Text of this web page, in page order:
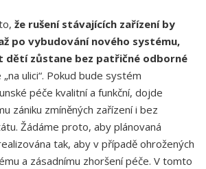
že rušení stávajících zařízení by
po vybudování nového systému,
dětí zůstane bez patřičné odborné
ulici“. Pokud bude systém
péče kvalitní a funkční, dojde
zániku zmíněných zařízení i bez
Žádáme proto, aby plánovaná
tak, aby v případě ohrožených
a zásadnímu zhoršení péče. V tomto